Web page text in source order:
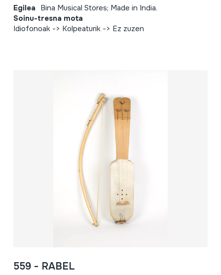
Egilea Bina Musical Stores; Made in India.
Soinu-tresna mota
Idiofonoak -> Kolpeaturik -> Ez zuzen
559 - RABEL